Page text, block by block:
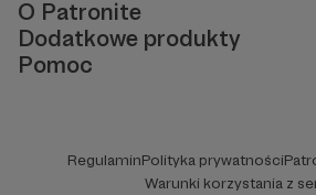
O Patronite
Dodatkowe produkty
Pomoc
RegulaminPolityka prywatności
Warunki korzystania z